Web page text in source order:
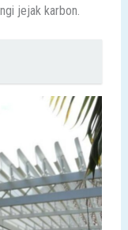
jejak karbon.